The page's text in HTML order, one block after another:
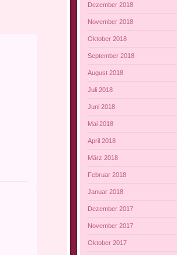
Dezember 2018
November 2018
Oktober 2018
September 2018
August 2018
Juli 2018
Juni 2018
Mai 2018
April 2018
März 2018
Februar 2018
Januar 2018
Dezember 2017
November 2017
Oktober 2017